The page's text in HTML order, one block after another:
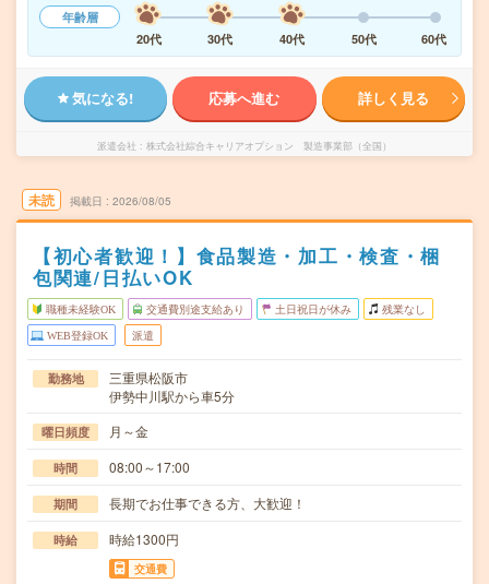
年齢層
20代
30代 40代 50代 60代
気になる! 応募へ進む 詳しく見る
派遣会社 株式会社綜合キャリアオプション 製造事業部（全国）
未読 掲載日 2026/08/05
【初心者歓迎！】食品製造・加工・検査・梱
包関連/日払いOK
職種未経験OK 交通費別途支給あり 土日祝日が休み 残業なし
WEB登録OK 派遣
勤務地
三重県松阪市
伊勢中川駅から車5分
曜日頻度 月～金
時間 08:00～17:00
期間 長期でお仕事できる方、大歓迎！
時給 時給1300円
交通費